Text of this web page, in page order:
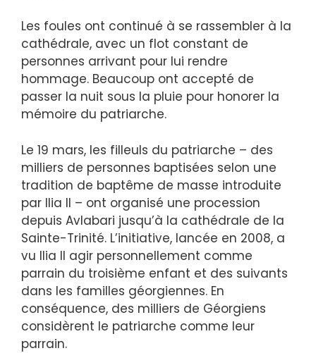
Les foules ont continué à se rassembler à la
cathédrale, avec un flot constant de
personnes arrivant pour lui rendre
hommage. Beaucoup ont accepté de
passer la nuit sous la pluie pour honorer la
mémoire du patriarche.
Le 19 mars, les filleuls du patriarche – des
milliers de personnes baptisées selon une
tradition de baptême de masse introduite
par Ilia II – ont organisé une procession
depuis Avlabari jusqu’à la cathédrale de la
Sainte-Trinité. L’initiative, lancée en 2008, a
vu Ilia II agir personnellement comme
parrain du troisième enfant et des suivants
dans les familles géorgiennes. En
conséquence, des milliers de Géorgiens
considèrent le patriarche comme leur
parrain.